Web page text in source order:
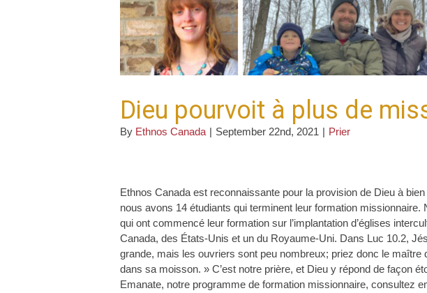
Dieu pourvoit à plus de
By Ethnos Canada | September 22nd, 2021 | Prier
Ethnos Canada est reconnaissante pour la provision de Dieu à
nous avons 14 étudiants qui terminent leur formation missionnaire.
qui ont commencé leur formation sur l’implantation d’églises
Canada, des États-Unis et un du Royaume-Uni. Dans Luc 10.2,
grande, mais les ouvriers sont peu nombreux; priez donc le maître
dans sa moisson. » C’est notre prière, et Dieu y répond de façon
Emanate, notre programme de formation missionnaire, consultez